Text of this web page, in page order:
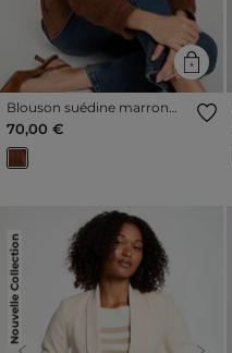
Blouson suédine marron
cognac femme
70,00 €
Nouvelle Collection